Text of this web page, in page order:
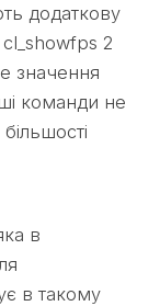
додаткову
2
значення
команди не
в
в такому